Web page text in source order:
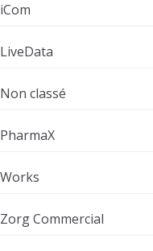
iCom
LiveData
Non classé
PharmaX
Works
Zorg Commercial